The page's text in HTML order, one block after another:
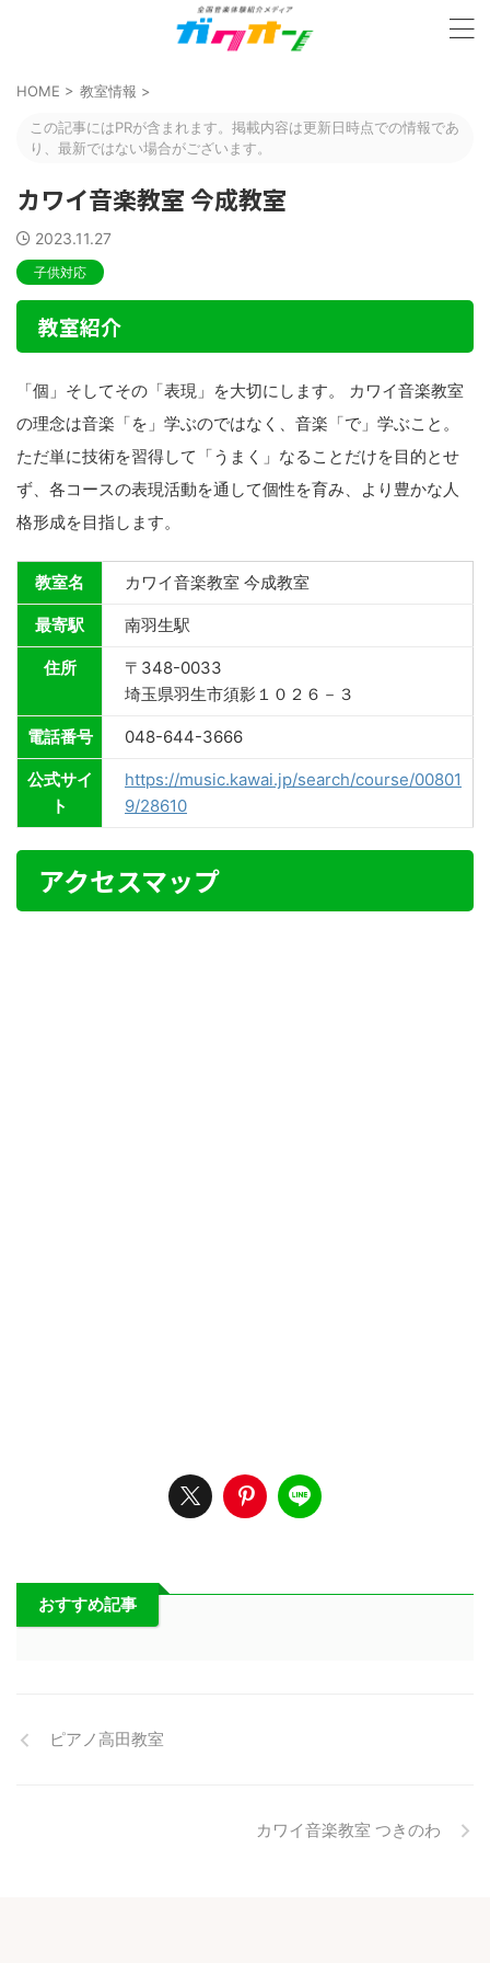
HOME > 教室情報 >
この記事にはPRが含まれます。掲載内容は更新日時点での情報であ
り、最新ではない場合がございます。
カワイ音楽教室 今成教室
2023.11.27
子供対応
教室紹介
「個」そしてその「表現」を大切にします。 カワイ音楽教室
の理念は音楽「を」学ぶのではなく、音楽「で」学ぶこと。
ただ単に技術を習得して「うまく」なることだけを目的とせ
ず、各コースの表現活動を通して個性を育み、より豊かな人
格形成を目指します。
教室名 カワイ音楽教室 今成教室
最寄駅 南羽生駅
住所
〒348-0033
埼玉県羽生市須影１０２６－３
電話番号 048-644-3666
公式サイ
ト
https://music.kawai.jp/search/course/00801
9/28610
アクセスマップ
おすすめ記事
ピアノ高田教室
カワイ音楽教室 つきのわ